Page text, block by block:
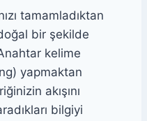
tamamladıktan
bir şekilde
kelime
yapmaktan
akışını
bilgiyi